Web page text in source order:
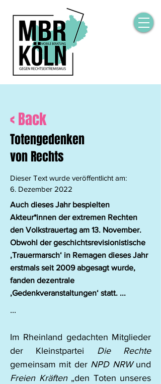
< Back
Totengedenken
von Rechts
Dieser Text wurde veröffentlicht am:
6. Dezember 2022
Auch dieses Jahr bespielten
Akteur*innen der extremen Rechten
den Volkstrauertag am 13. November.
Obwohl der geschichtsrevisionistische
‚Trauermarsch‘ in Remagen dieses Jahr
erstmals seit 2009 abgesagt wurde,
fanden dezentrale
‚Gedenkveranstaltungen‘ statt. ...
...
Im Rheinland gedachten Mitglieder
der Kleinstpartei Die Rechte
gemeinsam mit der NPD NRW
Freien Kräften „den Toten unseres